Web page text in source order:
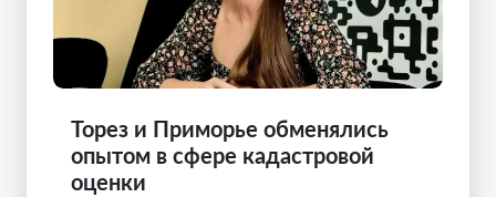
Торез и Приморье обменялись
опытом в сфере кадастровой
оценки